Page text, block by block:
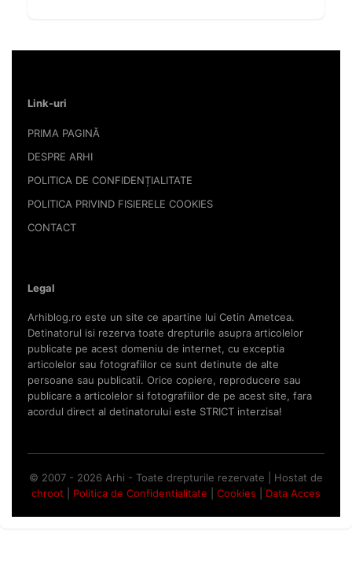
Link-uri
PRIMA PAGINĂ
DESPRE ARHI
POLITICA DE CONFIDENȚIALITATE
POLITICA PRIVIND FISIERELE COOKIES
CONTACT
Legal
Arhiblog.ro este un site ce apartine lui Cetin Ametcea.
Detinatorul isi rezerva toate drepturile asupra articolelor
publicate pe acest domeniu de internet, cu exceptia
articolelor sau fotografiilor ce sunt detinute de alte
persoane sau publicatii. Orice copiere, reproducere sau
publicare a articolelor si fotografiilor de pe acest site, fara
acordul direct al detinatorului este STRICT interzisa!
© 2007 - 2026 Arhi - Toate drepturile rezervate | Hostat de
chroot
Politica de Confidentialitate Cookies Data Acces